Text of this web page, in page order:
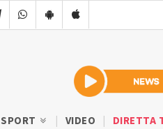
SPORT VIDEO DIRETTA